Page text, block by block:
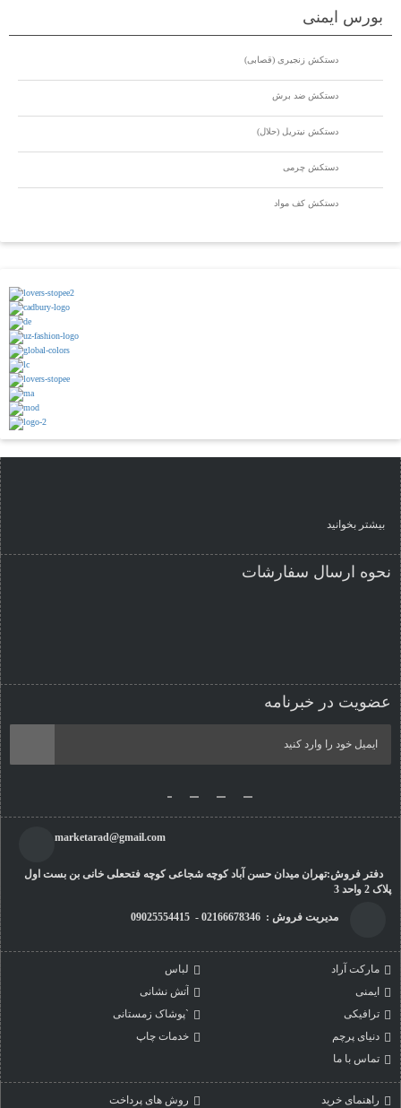
بورس ایمنی
دستکش زنجیری (قصابی)
دستکش ضد برش
دستکش نیتریل (حلال)
دستکش چرمی
دستکش کف مواد
بیشتر بخوانید
نحوه ارسال سفارشات
عضویت در خبرنامه
marketarad@gmail.com
دفتر فروش:تهران میدان حسن آباد کوچه شجاعی کوچه فتحعلی خانی بن بست اول
پلاک 2 واحد 3
مدیریت فروش : 02166678346 - 09025554415
مارکت آراد
لباس
ایمنی
آتش نشانی
ترافیکی
`پوشاک زمستانی
دنیای پرچم
خدمات چاپ
تماس با ما
راهنمای خرید روش های پرداخت